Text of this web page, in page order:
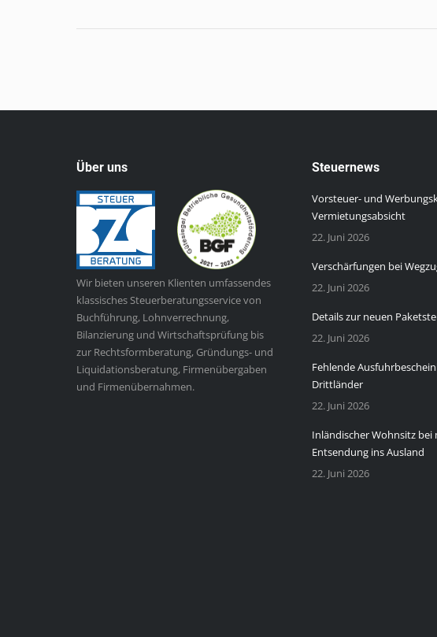
Über uns
Wir bieten unseren Klienten umfassendes
klassisches Steuerberatungsservice von
Buchführung, Lohnverrechnung,
Bilanzierung und Wirtschaftsprüfung bis
zur Rechtsformberatung, Gründungs- und
Liquidationsberatung, Firmenübergaben
und Firmenübernahmen.
Steuernews
Vorsteuer- und
Vermietungsabsicht
22. Juni 2026
Verschärfungen bei
22. Juni 2026
Details zur neuen
22. Juni 2026
Fehlende
Drittländer
22. Juni 2026
Inländischer Wohnsitz bei
Entsendung ins Ausland
22. Juni 2026